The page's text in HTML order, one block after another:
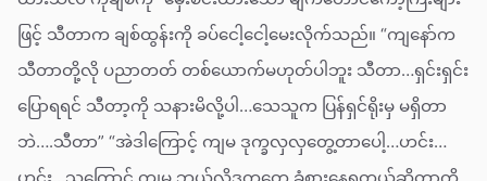
ဖြင့် သီတာက ချစ်ထွန်းကို ခပ်ငေါ့ငေါ့မေးလိုက်သည်။ “ကျနော်က
သီတာတို့လို ပညာတတ် တစ်ယောက်မဟုတ်ပါဘူး သီတာ…ရှင်းရှင်း
ပြောရရင် သီတာ့ကို သနားမိလို့ပါ…သေသူက ပြန်ရှင်ရိုးမှ မရှိတာ
ဘဲ….သီတာ” “အဲဒါကြောင့် ကျမ ဒုက္ခလှလှတွေ့တာပေါ့…ဟင်း…